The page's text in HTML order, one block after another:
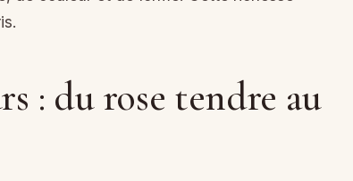
: du rose tendre au